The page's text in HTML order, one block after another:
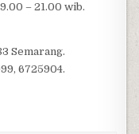
– 21.00 wib.
Semarang.
6725904.